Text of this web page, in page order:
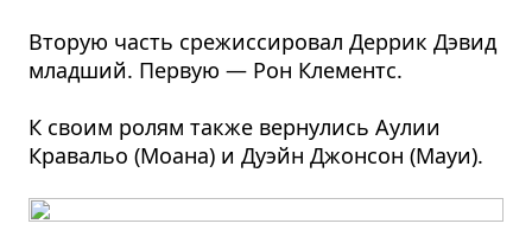
Вторую часть срежиссировал Деррик Дэвид
младший. Первую — Рон Клементс.
К своим ролям также вернулись Аулии
Кравальо (Моана) и Дуэйн Джонсон (Мауи).